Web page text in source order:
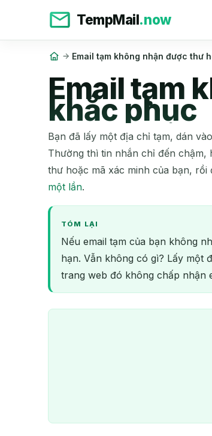
TempMail.now
Email tạm không nhận được thư
Email tạm
khắc phục
Bạn đã lấy một địa chỉ tạm, dán
Thường thì tin nhắn chỉ đến chậm,
thư hoặc mã xác minh của bạn,
một lần.
TÓM LẠI
Nếu email tạm của bạn không
hạn. Vẫn không có gì? Lấy một
trang web đó không chấp nhận